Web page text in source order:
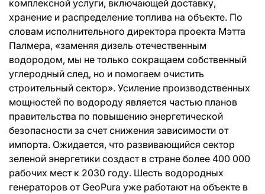
комплексной услуги, включающей доставку,
хранение и распределение топлива на объекте. По
словам исполнительного директора проекта Мэтта
Палмера, «заменяя дизель отечественным
водородом, мы не только сокращаем собственный
углеродный след, но и помогаем очистить
строительный сектор». Усиление производственных
мощностей по водороду является частью планов
правительства по повышению энергетической
безопасности за счет снижения зависимости от
импорта. Ожидается, что развивающийся сектор
зеленой энергетики создаст в стране более 400 000
рабочих мест к 2030 году. Шесть водородных
генераторов от GeoPura уже работают на объекте в